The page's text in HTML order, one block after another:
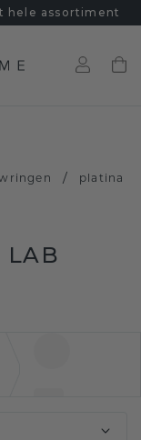
hele assortiment
/ platina
LAB